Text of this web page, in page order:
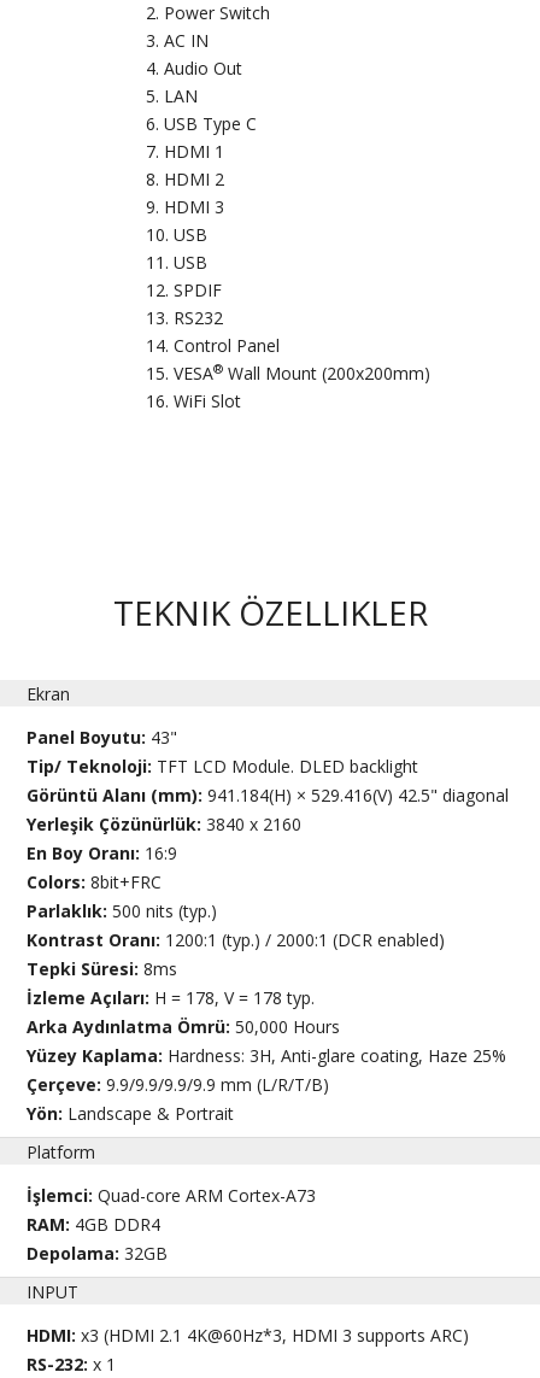
Power Switch
AC IN
Audio Out
LAN
USB Type C
HDMI 1
HDMI 2
HDMI 3
USB
USB
SPDIF
RS232
Control Panel
VESA® Wall Mount (200x200mm)
WiFi Slot
TEKNIK ÖZELLIKLER
Ekran
Panel Boyutu: 43"
Tip/ Teknoloji: TFT LCD Module. DLED backlight
Görüntü Alanı (mm):941.184(H) × 529.416(V) 42.5" diagonal
Yerleşik Çözünürlük:3840 x 2160
En Boy Oranı: 16:9
Colors:8bit+FRC
Parlaklık:500 nits (typ.)
Kontrast Oranı: 1200:1 (typ.) / 2000:1 (DCR enabled)
Tepki Süresi:8ms
İzleme Açıları: H = 178, V = 178 typ.
Arka Aydınlatma Ömrü:50,000 Hours
Yüzey Kaplama: Hardness: 3H, Anti-glare coating, Haze 25%
Çerçeve:9.9/9.9/9.9/9.9 mm (L/R/T/B)
Yön: Landscape & Portrait
Platform
İşlemci:Quad-core ARM Cortex-A73
RAM: 4GB DDR4
Depolama:32GB
INPUT
HDMI:x3 (HDMI 2.1 4K@60Hz*3, HDMI 3 supports ARC)
RS-232:x 1